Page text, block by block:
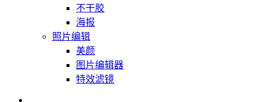
不干胶
海报
照片编辑
美颜
图片编辑器
特效滤镜